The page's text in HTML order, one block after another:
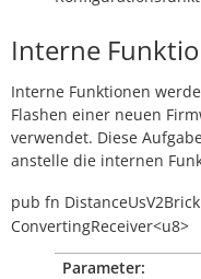
Interne
Interne Funktionen
Flashen einer neuen
verwendet. Diese
anstelle die internen
pub fn
ConvertingReceiver<u8>
Parameter: